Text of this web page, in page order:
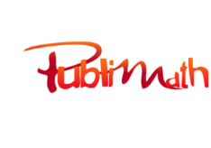
contenu
Publimath